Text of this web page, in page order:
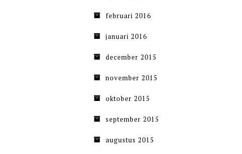
februari 2016
januari 2016
december 2015
november 2015
oktober 2015
september 2015
augustus 2015